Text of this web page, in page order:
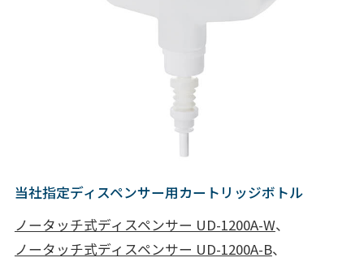
当社指定ディスペンサー用カートリッジボトル
ノータッチ式ディスペンサー UD-1200A-W、
ノータッチ式ディスペンサー UD-1200A-B、